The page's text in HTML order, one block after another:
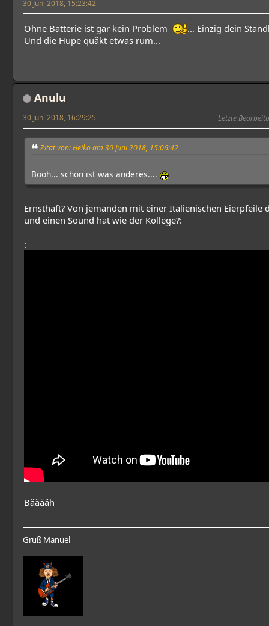
30 Juni 2018, 15:23:42
Ohne Batterie ist gar kein Problem
... Einzig dein
Und die Hupe quäkt etwas rum...
Anulu
30 Juni 2018, 16:29:25 Letzte
Zitat von: Heiko am 30 Juni 2018, 15:06:42
Booh... schön ist was anderes....
Ernsthaft? Von jemanden mit einer Italienischen Eierpfeile
und einen Sound hat wie der Kollege?:
:
Bääääh
Gruß Manuel